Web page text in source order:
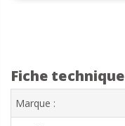
Fiche technique
Marque :